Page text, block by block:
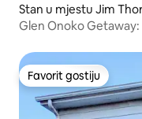
Stan u mjestu Jim
Glen Onoko Getaway:
Favorit gostiju
Favorit gostiju